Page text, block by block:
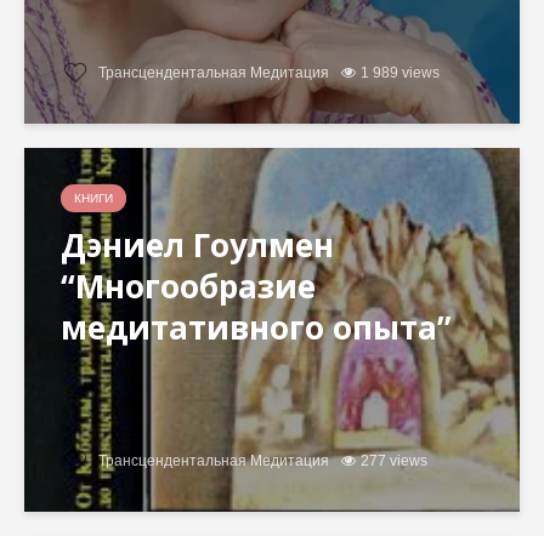
Трансцендентальная Медитация 1 989 views
КНИГИ
Дэниел Гоулмен
“Многообразие
медитативного опыта”
Трансцендентальная Медитация 277 views